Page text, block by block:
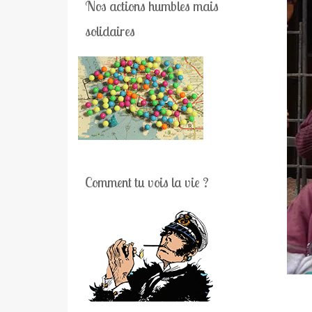
Nos actions humbles mais
solidaires
Comment tu vois la vie ?